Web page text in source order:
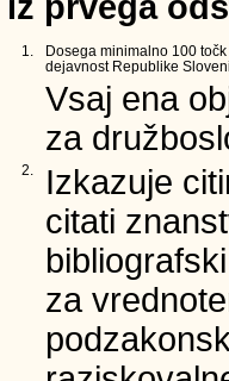
1.
Dosega minimalno 100
dejavnost Republike
Vsaj ena
za
2.
Izkazuje
citati
za